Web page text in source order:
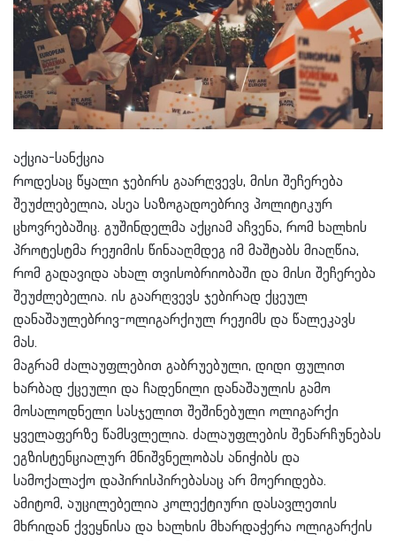
აქცია-სანქცია
როდესაც წყალი ჯებირს გაარღვევს, მისი შეჩერება
შეუძლებელია, ასეა საზოგადოებრივ პოლიტიკურ
ცხოვრებაშიც. გუშინდელმა აქციამ აჩვენა, რომ ხალხის
პროტესტმა რეჟიმის წინააღმდეგ იმ მაშტაბს მიაღწია,
რომ გადავიდა ახალ თვისობრიობაში და მისი შეჩერება
შეუძლებელია. ის გაარღვევს ჯებირად ქცეულ
დანაშაულებრივ-ოლიგარქიულ რეჟიმს და წალეკავს
მას.
მაგრამ ძალაუფლებით გაბრუებული, დიდი ფულით
ხარბად ქცეული და ჩადენილი დანაშაულის გამო
მოსალოდნელი სასჯელით შეშინებული ოლიგარქი
ყველაფერზე წამსვლელია. ძალაუფლების შენარჩუნებას
ეგზისტენციალურ მნიშვნელობას ანიჭიბს და
სამოქალაქო დაპირისპირებასაც არ მოერიდება.
ამიტომ, აუცილებელია კოლექტიური დასავლეთის
მხრიდან ქვეყნისა და ხალხის მხარდაჭერა ოლიგარქის